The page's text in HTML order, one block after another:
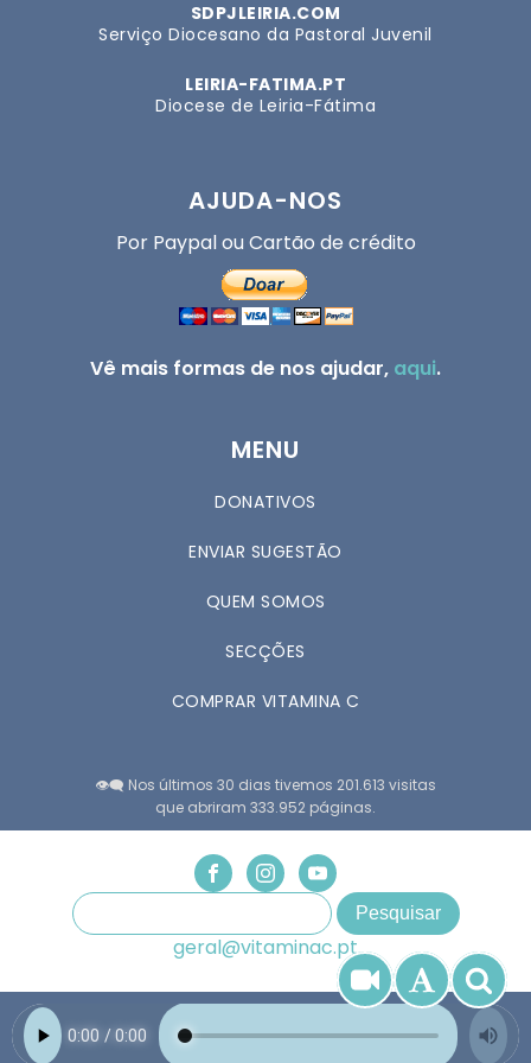
SDPJLEIRIA.COM
Serviço Diocesano da Pastoral Juvenil
LEIRIA-FATIMA.PT
Diocese de Leiria-Fátima
AJUDA-NOS
Por Paypal ou Cartão de crédito
Vê mais formas de nos ajudar, aqui.
MENU
DONATIVOS
ENVIAR SUGESTÃO
QUEM SOMOS
SECÇÕES
COMPRAR VITAMINA C
👁️‍🗨️ Nos últimos 30 dias tivemos 201.613 visitas
que abriram 333.952 páginas.
geral@vitaminac.pt